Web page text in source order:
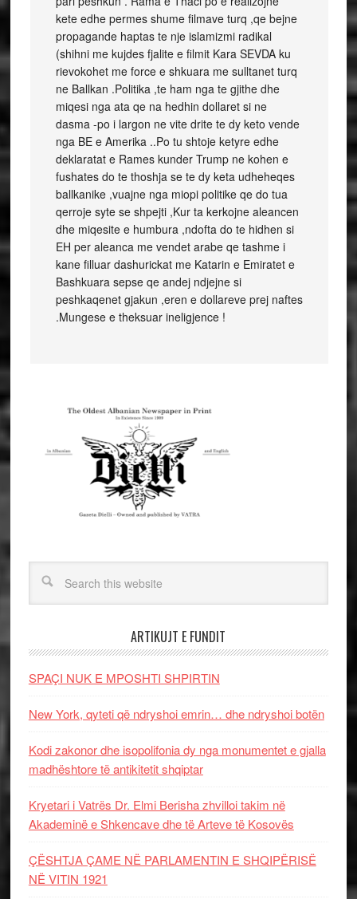
kete edhe permes shume filmave turq ,qe bejne
propagande haptas te nje islamizmi radikal
(shihni me kujdes fjalite e filmit Kara SEVDA ku
rievokohet me force e shkuara me sulltanet turq
ne Ballkan .Politika ,te ham nga te gjithe dhe
miqesi nga ata qe na hedhin dollaret si ne
dasma -po i largon ne vite drite te dy keto vende
nga BE e Amerika ..Po tu shtoje ketyre edhe
deklaratat e Rames kunder Trump ne kohen e
fushates do te thoshja se te dy keta udheheqes
ballkanike ,vuajne nga miopi politike qe do tua
qerroje syte se shpejti ,Kur ta kerkojne aleancen
dhe miqesite e humbura ,ndofta do te hidhen si
EH per aleanca me vendet arabe qe tashme i
kane filluar dashurickat me Katarin e Emiratet e
Bashkuara sepse qe andej ndjejne si
peshkaqenet gjakun ,eren e dollareve prej naftes
.Mungese e theksuar ineligjence !
ARTIKUJT E FUNDIT
SPAÇI NUK E MPOSHTI SHPIRTIN
New York, qyteti që ndryshoi emrin… dhe ndryshoi botën
Kodi zakonor dhe isopolifonia dy nga monumentet e gjalla
madhështore të antikitetit shqiptar
Kryetari i Vatrës Dr. Elmi Berisha zhvilloi takim në
Akademinë e Shkencave dhe të Arteve të Kosovës
ÇËSHTJA ÇAME NË PARLAMENTIN E SHQIPËRISË
NË VITIN 1921